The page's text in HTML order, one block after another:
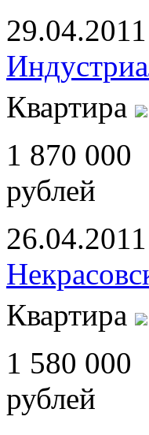
29.04.2011
Квартира
1 870 000
рублей
26.04.2011
Квартира
1 580 000
рублей